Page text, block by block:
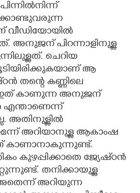
വീഡിയോയിൽ
അനുജന് പിറന്നാളിനുള്ള
ചെറിയ
ആ
തന്റെ കണ്ണിലെ
ഇത് കാണുന്ന അനുജന്
എന്താണെന്ന്
അതിനുള്ളിൽ
അറിയാനുള്ള ആകാംഷ
കാണാനാകുന്നുണ്ട്.
കുഴപ്പിക്കാതെ ജ്യേഷ്‌ഠൻ
തനിക്കായുള്ള
അറിയുന്ന